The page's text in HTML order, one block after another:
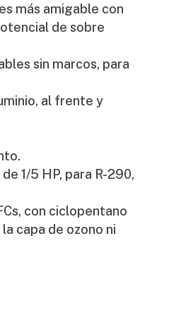
más amigable con
de sobre
sin marcos, para
al frente y
1/5 HP, para R-290,
con ciclopentano
capa de ozono ni